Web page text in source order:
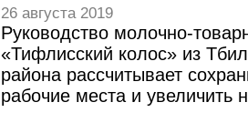
26 августа 2019
Руководство молочно-
«Тифлисский колос» из
района рассчитывает
рабочие места и увеличить